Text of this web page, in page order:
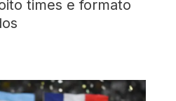
times e formato